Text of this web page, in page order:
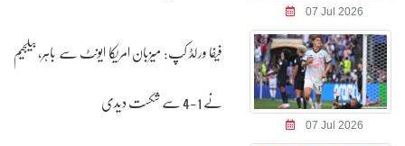
07 Jul 2026
07 Jul 2026
فیفا ورلڈ کپ: میزبان امریکا ایونٹ سے باہر، بیلجیم
نے 1-4 سے شکست دیدی